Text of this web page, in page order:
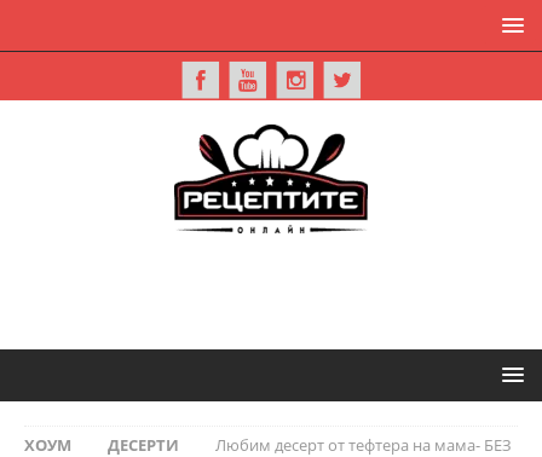
ХОУМ ДЕСЕРТИ
Любим десерт от тефтера на мама- БЕЗ